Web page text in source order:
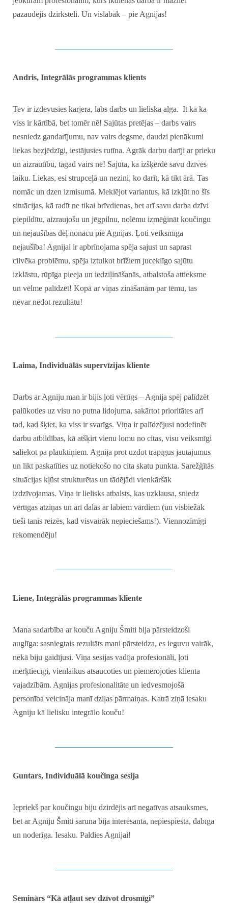
pazaudējis dzirksteli. Un vislabāk – pie Agnijas!
Andris, Integrālās programmas klients
Tev ir izdevusies karjera, labs darbs un lieliska alga. It kā ka
viss ir kārtībā, bet tomēr nē! Sajūtas pretējas – darbs vairs
nesniedz gandarījumu, nav vairs degsme, daudzi pienākumi
liekas bezjēdzīgi, iestājusies rutīna. Agrāk darbu darīji ar prieku
un aizrautību, tagad vairs nē! Sajūta, ka izšķērdē savu dzīves
laiku. Liekas, esi strupceļā un nezini, ko darīt, kā tikt ārā. Tas
nomāc un dzen izmisumā. Meklējot variantus, kā izkļūt no šīs
situācijas, kā radīt ne tikai brīvdienas, bet arī savu darba dzīvi
piepildītu, aizraujošu un jēgpilnu, nolēmu izmēģināt koučingu
un nejaušības dēļ nonācu pie Agnijas. Ļoti veiksmīga
nejaušība! Agnijai ir apbrīnojama spēja sajust un saprast
cilvēka problēmu, spēja iztulkot brīžiem juceklīgo sajūtu
izklāstu, rūpīga pieeja un iedziļināšanās, atbalstoša attieksme
un vēlme palīdzēt! Kopā ar viņas zināšanām par tēmu, tas
nevar nedot rezultātu!
Laima, Individuālās supervīzijas kliente
Darbs ar Agniju man ir bijis ļoti vērtīgs – Agnija spēj palīdzēt
palūkoties uz visu no putna lidojuma, sakārtot prioritātes arī
tad, kad šķiet, ka viss ir svarīgs. Viņa ir palīdzējusi nodefinēt
darbu atbildības, kā atšķirt vienu lomu no citas, visu veiksmīgi
saliekot pa plauktiņiem. Agnija prot uzdot trāpīgus jautājumus
un likt paskatīties uz notiekošo no cita skatu punkta. Sarežģītās
situācijas kļūst strukturētas un tādējādi vienkāršāk
izdzīvojamas. Viņa ir lielisks atbalsts, kas uzklausa, sniedz
vērtīgas atziņas un arī dalās ar labiem vārdiem (un visbiežāk
tieši tanīs reizēs, kad visvairāk nepieciešams!). Viennozīmīgi
rekomendēju!
Liene, Integrālās programmas kliente
Mana sadarbība ar kouču Agniju Šmiti bija pārsteidzoši
auglīga: sasniegtais rezultāts mani pārsteidza, es ieguvu vairāk,
nekā biju gaidījusi. Viņa sesijas vadīja profesionāli, ļoti
mērķtiecīgi, vienlaikus atsaucoties un piemērojoties klienta
vajadzībām. Agnijas profesionalitāte un iedvesmojošā
personība veicināja manī dziļas pārmaiņas. Katrā ziņā iesaku
Agniju kā lielisku integrālo kouču!
Guntars, Individuālā koučinga sesija
Iepriekš par koučingu biju dzirdējis arī negatīvas atsauksmes,
bet ar Agniju Šmiti saruna bija interesanta, nepiespiesta, dabīga
un noderīga. Iesaku. Paldies Agnijai!
Seminārs “Kā atļaut sev dzīvot drosmīgi”